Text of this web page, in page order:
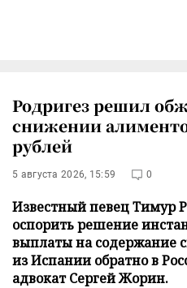
Родригез решил
снижении
рублей
5 августа 2026, 15:59 0
Известный певец Тимур
оспорить решение
выплаты на содержание
из Испании обратно в
адвокат Сергей Жорин.